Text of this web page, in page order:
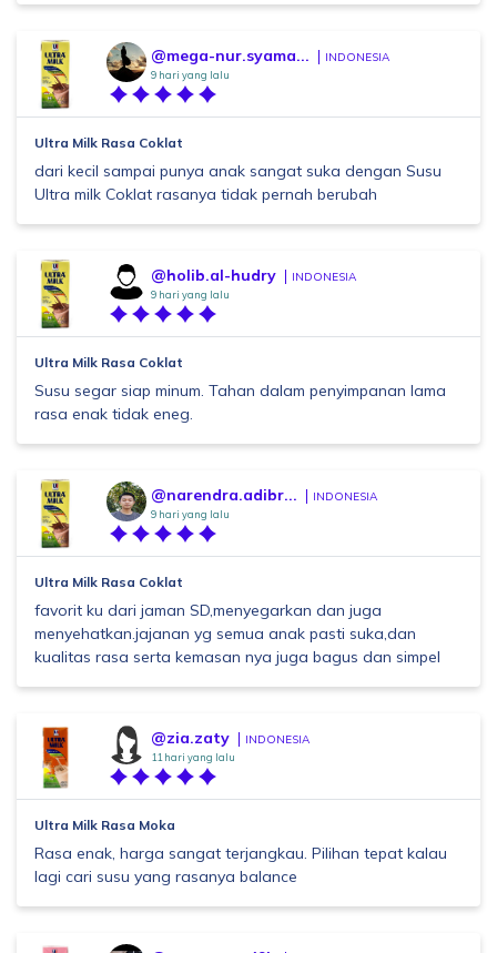
@mega-nur.syama... INDONESIA
9 hari yang lalu
Ultra Milk Rasa Coklat
dari kecil sampai punya anak sangat suka dengan Susu
Ultra milk Coklat rasanya tidak pernah berubah
@holib.al-hudry INDONESIA
9 hari yang lalu
Ultra Milk Rasa Coklat
Susu segar siap minum. Tahan dalam penyimpanan lama
rasa enak tidak eneg.
@narendra.adibr... INDONESIA
9 hari yang lalu
Ultra Milk Rasa Coklat
favorit ku dari jaman SD,menyegarkan dan juga
menyehatkan.jajanan yg semua anak pasti suka,dan
kualitas rasa serta kemasan nya juga bagus dan simpel
@zia.zaty INDONESIA
11 hari yang lalu
Ultra Milk Rasa Moka
Rasa enak, harga sangat terjangkau. Pilihan tepat kalau
lagi cari susu yang rasanya balance